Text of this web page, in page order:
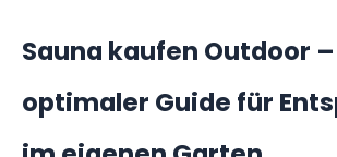
Sauna kaufen Outdoor
optimaler Guide für